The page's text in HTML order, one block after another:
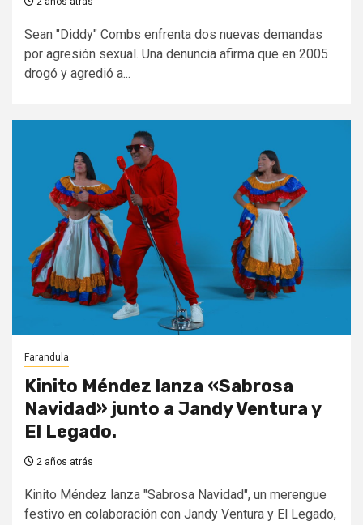
Sean "Diddy" Combs enfrenta dos nuevas demandas
por agresión sexual. Una denuncia afirma que en 2005
drogó y agredió a...
Farandula
Kinito Méndez lanza «Sabrosa
Navidad» junto a Jandy Ventura y
El Legado.
2 años atrás
Kinito Méndez lanza "Sabrosa Navidad", un merengue
festivo en colaboración con Jandy Ventura y El Legado,